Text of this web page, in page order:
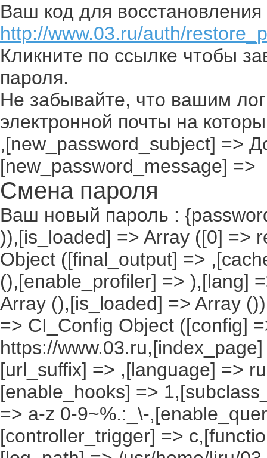
Ваш код для восстановления
http://www.03.ru/auth/
Кликните по ссылке чтобы
пароля.
Не забывайте, что вашим
электронной почты на
,[new_password_subject] =>
[new_password_message] =>
Смена пароля
Ваш новый пароль :
)),[is_loaded] => Array ([0] =>
Object ([final_output] =>
(),[enable_profiler] => ),[lang]
Array (),[is_loaded] => Array
=> CI_Config Object ([config]
https://
[url_suffix] => ,[language] =>
[enable_hooks] =>
=> a-z 0-9~%.:_\-
[controller_trigger] =>